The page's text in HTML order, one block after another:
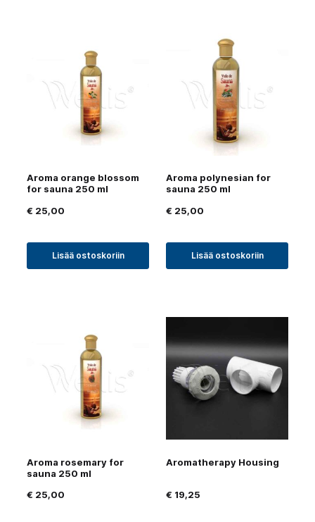
Aroma orange blossom
for sauna 250 ml
€ 25,00
Lisää ostoskoriin
Aroma polynesian for
sauna 250 ml
€ 25,00
Lisää ostoskoriin
Aroma rosemary for
sauna 250 ml
€ 25,00
Aromatherapy Housing
€ 19,25